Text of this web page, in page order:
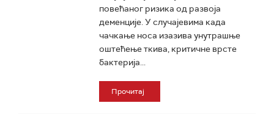
повећаног ризика од развоја
деменције. У случајевима када
чачкање носа изазива унутрашње
оштећење ткива, критичне врсте
бактерија...
Прочитај